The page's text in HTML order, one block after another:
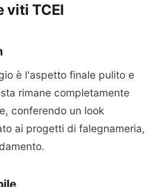
viti TCEI
è l'aspetto finale pulito e
rimane completamente
conferendo un look
ai progetti di falegnameria,